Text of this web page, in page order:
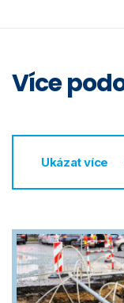
Více
Ukázat více